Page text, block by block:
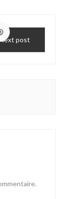
post